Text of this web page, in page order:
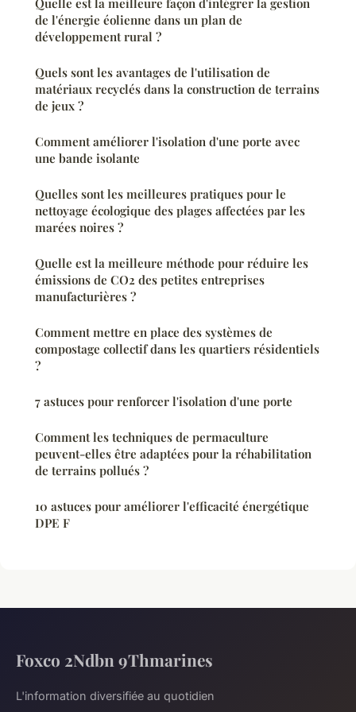
de l'énergie éolienne dans un plan de
développement rural ?
Quels sont les avantages de l'utilisation de
matériaux recyclés dans la construction de terrains
de jeux ?
Comment améliorer l'isolation d'une porte avec
une bande isolante
Quelles sont les meilleures pratiques pour le
nettoyage écologique des plages affectées par les
marées noires ?
Quelle est la meilleure méthode pour réduire les
émissions de CO2 des petites entreprises
manufacturières ?
Comment mettre en place des systèmes de
compostage collectif dans les quartiers résidentiels
?
7 astuces pour renforcer l'isolation d'une porte
Comment les techniques de permaculture
peuvent-elles être adaptées pour la réhabilitation
de terrains pollués ?
10 astuces pour améliorer l'efficacité énergétique
DPE F
Foxco 2Ndbn 9Thmarines
L'information diversifiée au quotidien